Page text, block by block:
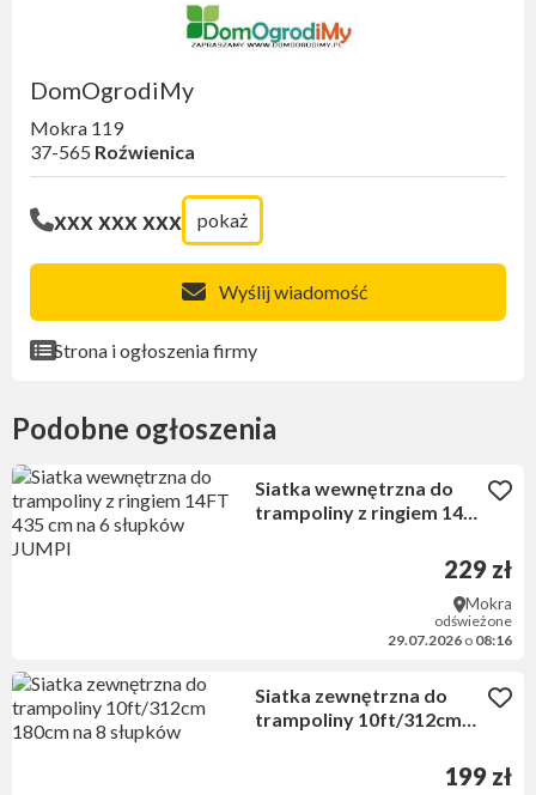
DomOgrodiMy
Mokra 119
37-565 Roźwienica
xxx xxx xxx pokaż
Wyślij wiadomość
Strona i ogłoszenia firmy
Podobne ogłoszenia
Siatka wewnętrzna do
trampoliny z ringiem 14FT
229 zł
Mokra
odświeżone
29.07.2026 o 08:16
Siatka zewnętrzna do
trampoliny 10ft/312cm
199 zł